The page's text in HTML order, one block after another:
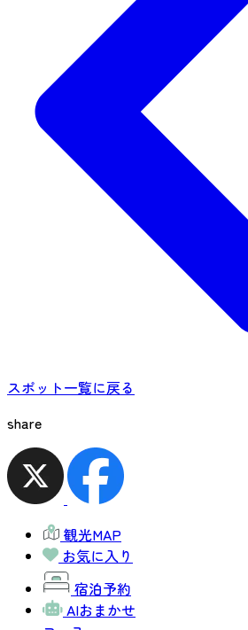
スポット一覧に戻る
share
観光MAP
お気に入り
宿泊予約
AIおまかせ